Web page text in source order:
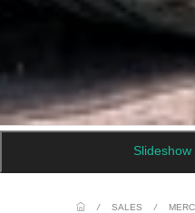
Slideshow
/ SALES /